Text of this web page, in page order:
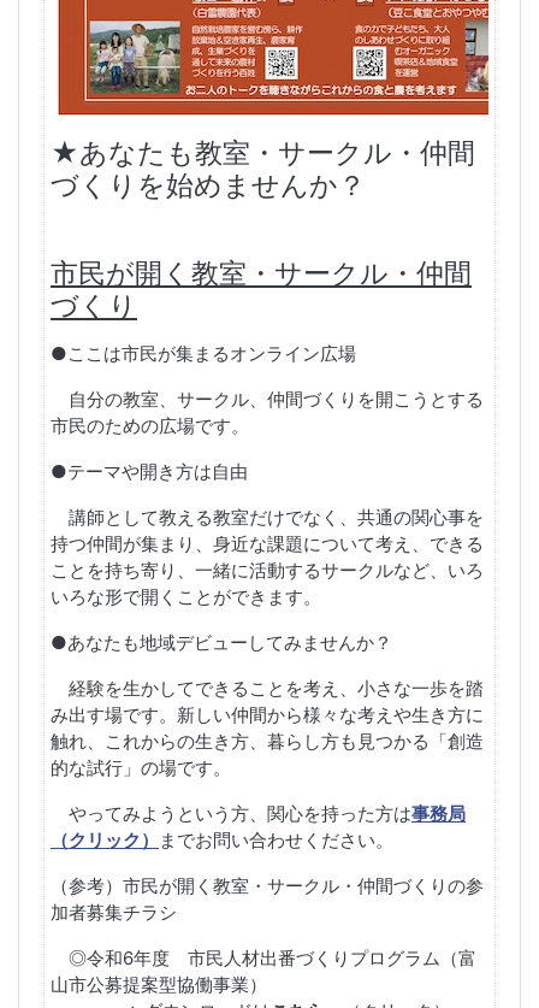
★あなたも教室・サークル・仲間
づくりを始めませんか？
市民が開く教室・サークル・仲間
づくり
●ここは市民が集まるオンライン広場
自分の教室、サークル、仲間づくりを開こうとする
市民のための広場です。
●テーマや開き方は自由
講師として教える教室だけでなく、共通の関心事を
持つ仲間が集まり、身近な課題について考え、できる
ことを持ち寄り、一緒に活動するサークルなど、いろ
いろな形で開くことができます。
●あなたも地域デビューしてみませんか？
経験を生かしてできることを考え、小さな一歩を踏
み出す場です。新しい仲間から様々な考えや生き方に
触れ、これからの生き方、暮らし方も見つかる「創造
的な試行」の場です。
やってみようという方、関心を持った方は事務局
（クリック）
までお問い合わせください。
（参考）市民が開く教室・サークル・仲間づくりの参
加者募集チラシ
◎令和6年度 市民人材出番づくりプログラム（富
山市公募提案型協働事業）